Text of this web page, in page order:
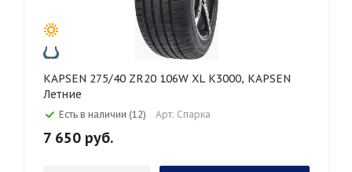
KAPSEN 275/40 ZR20 106W XL K3000, KAPSEN
Летние
Есть в наличии (12) Арт: Спарка
7 650 руб.